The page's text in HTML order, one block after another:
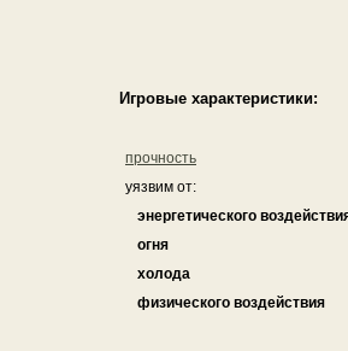
Игровые характеристики:
прочность
уязвим от:
энергетического
огня
холода
физического воздействия